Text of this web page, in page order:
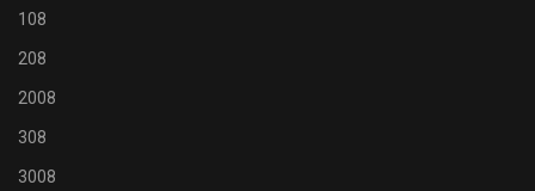
108
208
2008
308
3008